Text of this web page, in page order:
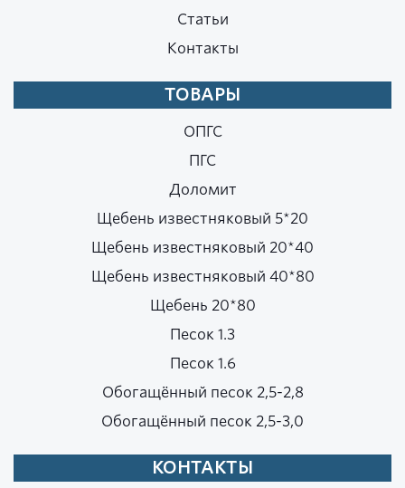
Статьи
Контакты
ТОВАРЫ
ОПГС
ПГС
Доломит
Щебень известняковый 5*20
Щебень известняковый 20*40
Щебень известняковый 40*80
Щебень 20*80
Песок 1.3
Песок 1.6
Обогащённый песок 2,5-2,8
Обогащённый песок 2,5-3,0
КОНТАКТЫ